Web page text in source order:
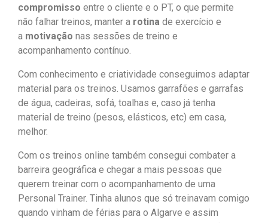
compromisso entre o cliente e o PT, o que permite
não falhar treinos, manter a rotina de exercício e
a motivação nas sessões de treino e
acompanhamento contínuo.
Com conhecimento e criatividade conseguimos adaptar
material para os treinos. Usamos garrafões e garrafas
de água, cadeiras, sofá, toalhas e, caso já tenha
material de treino (pesos, elásticos, etc) em casa,
melhor.
Com os treinos online também consegui combater a
barreira geográfica e chegar a mais pessoas que
querem treinar com o acompanhamento de uma
Personal Trainer. Tinha alunos que só treinavam comigo
quando vinham de férias para o Algarve e assim